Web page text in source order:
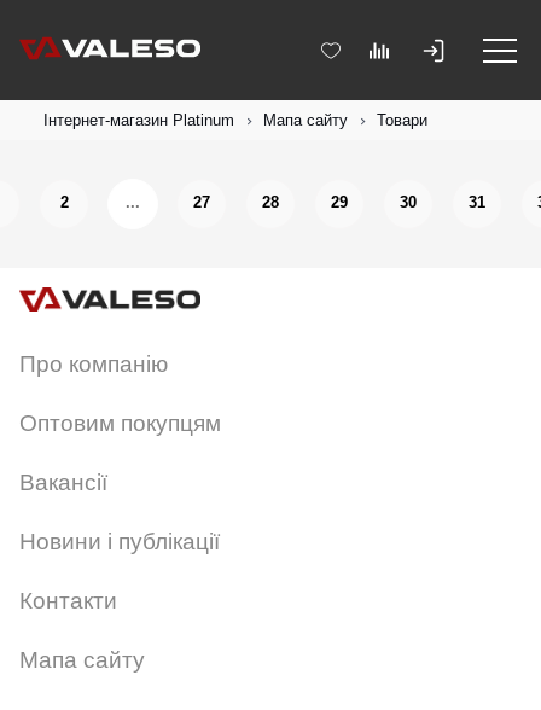
Інтернет-магазин Platinum Мапа сайту Товари
2 ... 27 28 29 30 31
Про компанію
Оптовим покупцям
Вакансії
Новини і публікації
Контакти
Мапа сайту